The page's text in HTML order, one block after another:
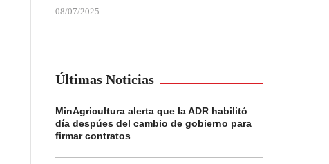
08/07/2025
Últimas Noticias
MinAgricultura alerta que la ADR habilitó
día despúes del cambio de gobierno para
firmar contratos